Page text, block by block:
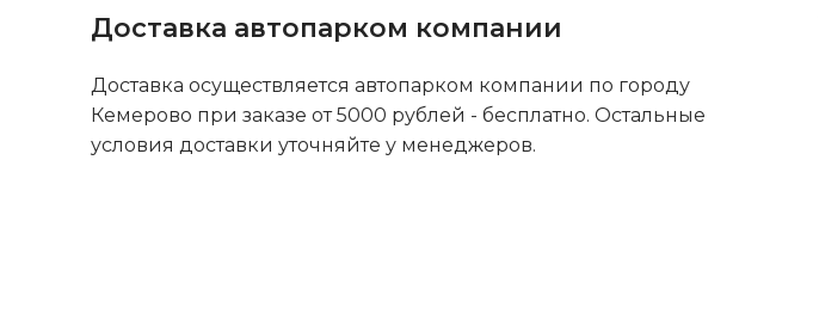
Доставка автопарком компании
Доставка осуществляется автопарком компании по городу
Кемерово при заказе от 5000 рублей - бесплатно. Остальные
условия доставки уточняйте у менеджеров.